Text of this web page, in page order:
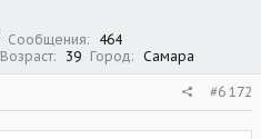
Сообщения
464
Возраст 39 Город Самара
#6 172